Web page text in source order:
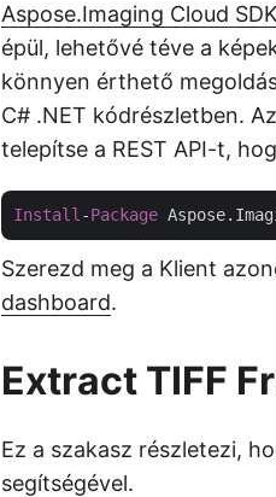
Aspose.Imaging Cloud
épül, lehetővé téve a
könnyen érthető
C# .NET kódrészletben.
telepítse a REST API-t,
Install -Package
Szerezd meg a Klient
dashboard.
Extract TIFF
Ez a szakasz részletezi,
segítségével.